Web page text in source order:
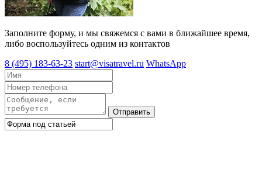
Заполните форму, и мы свяжемся с вами в ближайшее время,
либо воспользуйтесь одним из контактов
8 (495) 183-63-23 start@visatravel.ru WhatsApp
Отправить